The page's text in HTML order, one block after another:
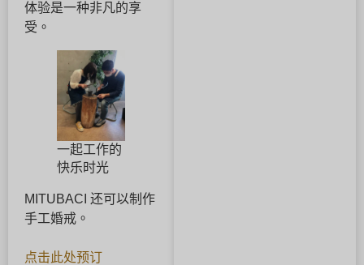
体验是一种非凡的享
受。
一起工作的
快乐时光
MITUBACI 还可以制作
手工婚戒。
点击此处预订